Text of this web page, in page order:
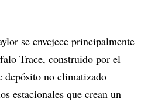
se envejece principalmente
Trace, construido por el
depósito no climatizado
estacionales que crean un